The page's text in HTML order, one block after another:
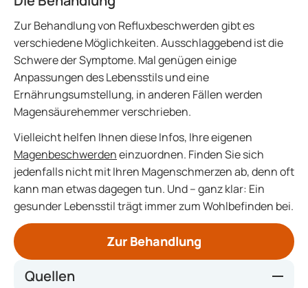
Zur Behandlung von Refluxbeschwerden gibt es
verschiedene Möglichkeiten. Ausschlaggebend ist die
Schwere der Symptome. Mal genügen einige
Anpassungen des Lebensstils und eine
Ernährungsumstellung, in anderen Fällen werden
Magensäurehemmer verschrieben.
Vielleicht helfen Ihnen diese Infos, Ihre eigenen
Magenbeschwerdeneinzuordnen. Finden Sie sich
jedenfalls nicht mit Ihren Magenschmerzen ab, denn oft
kann man etwas dagegen tun. Und – ganz klar: Ein
gesunder Lebensstil trägt immer zum Wohlbefinden bei.
Zur Behandlung
Quellen